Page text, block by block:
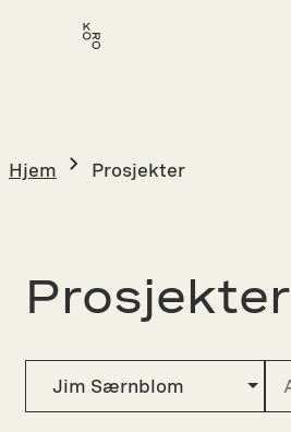
Hjem Prosjekter
Prosjekter
Jim Særnblom